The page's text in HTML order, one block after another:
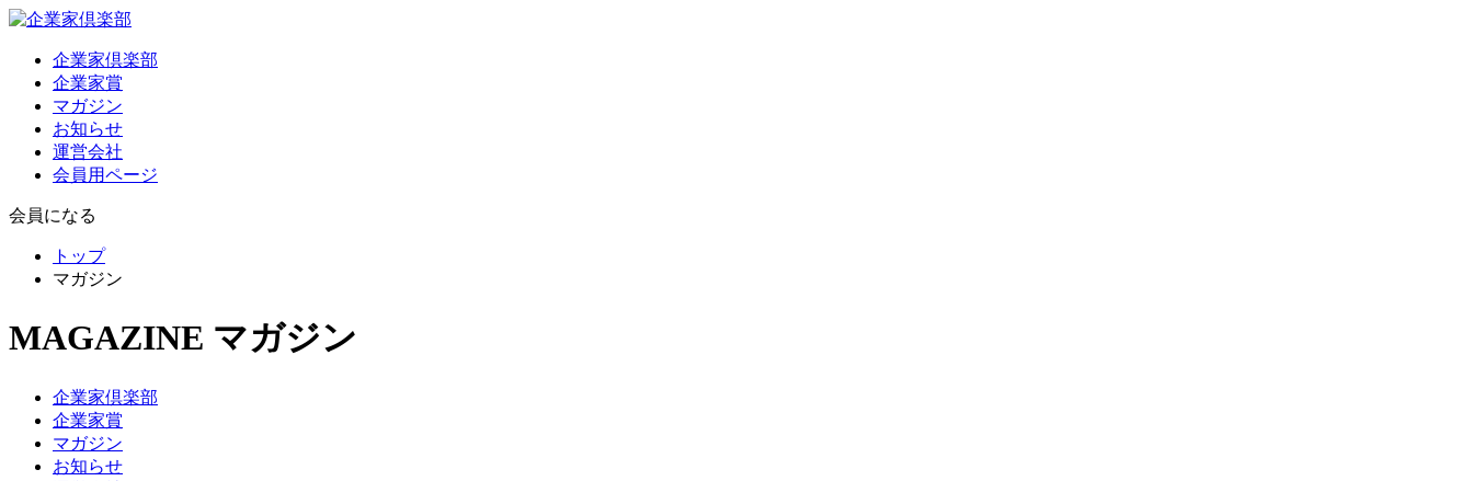
企業家倶楽部
企業家賞
マガジン
お知らせ
運営会社
会員用ページ
会員になる
トップ
マガジン
MAGAZINE マガジン
企業家倶楽部
企業家賞
マガジン
お知らせ